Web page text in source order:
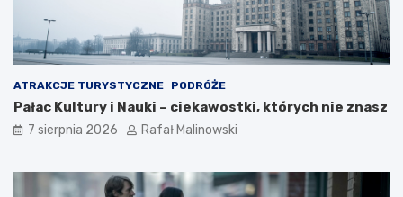
ATRAKCJE TURYSTYCZNE PODRÓŻE
Pałac Kultury i Nauki – ciekawostki, których nie znasz
7 sierpnia 2026 Rafał Malinowski